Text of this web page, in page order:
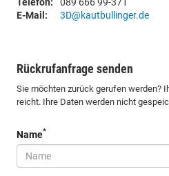
E-Mail:
3D@kautbullinger.de
Rückrufanfrage senden
Sie möchten zurück gerufen werden?
reicht. Ihre Daten werden nicht
Name*